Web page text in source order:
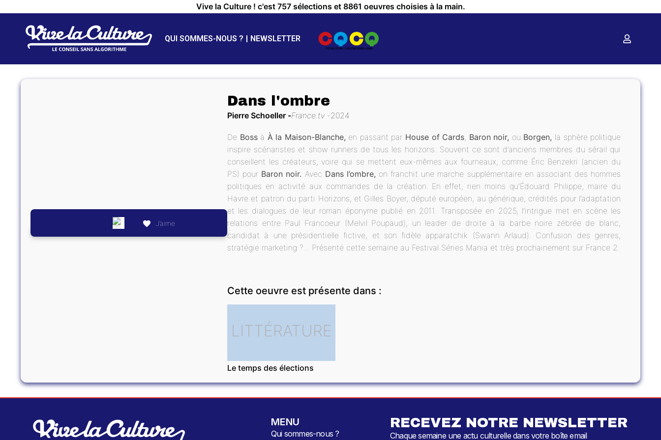
Vive la Culture ! c'est 757 sélections et 8861 oeuvres choisies à la main.
QUI SOMMES-NOUS ? NEWSLETTER
J’aime
Dans l'ombre
Pierre Schoeller France.tv 2024
De Bossà À la Maison-Blanche, en passant par House of Cards, Baron noir, ou Borgen, la sphère politique
inspire scénaristes et show runners de tous les horizons. Souvent ce sont d’anciens membres du sérail qui
conseillent les créateurs, voire qui se mettent eux-mêmes aux fourneaux, comme Éric Benzekri (ancien du
PS) pour Baron noir. Avec Dans l’ombre, on franchit une marche supplémentaire en associant des hommes
politiques en activité aux commandes de la création. En effet, rien moins qu’Édouard Philippe, maire du
Havre et patron du parti Horizons, et Gilles Boyer, député européen, au générique, crédités pour l’adaptation
et les dialogues de leur roman éponyme publié en 2011. Transposée en 2025, l’intrigue met en scène les
relations entre Paul Francoeur (Melvil Poupaud), un leader de droite à la barbe noire zébrée de blanc,
candidat à une présidentielle fictive, et son fidèle apparatchik (Swann Arlaud). Confusion des genres,
stratégie marketing ?... Présenté cette semaine au Festival Séries Mania et très prochainement sur France 2.
Cette oeuvre est présente dans :
LITTÉRATURE
Le temps des élections
MENU
Qui sommes-nous ?
RECEVEZ NOTRE NEWSLETTER
Chaque semaine une actu culturelle dans votre boîte email